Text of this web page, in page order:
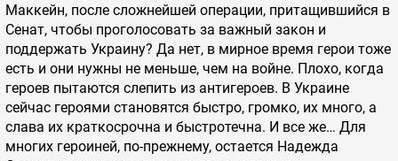
Маккейн, после сложнейшей операции, притащившийся в
Сенат, чтобы проголосовать за важный закон и
поддержать Украину? Да нет, в мирное время герои тоже
есть и они нужны не меньше, чем на войне. Плохо, когда
героев пытаются слепить из антигероев. В Украине
сейчас героями становятся быстро, громко, их много, а
слава их краткосрочна и быстротечна. И все же… Для
многих героиней, по-прежнему, остается Надежда